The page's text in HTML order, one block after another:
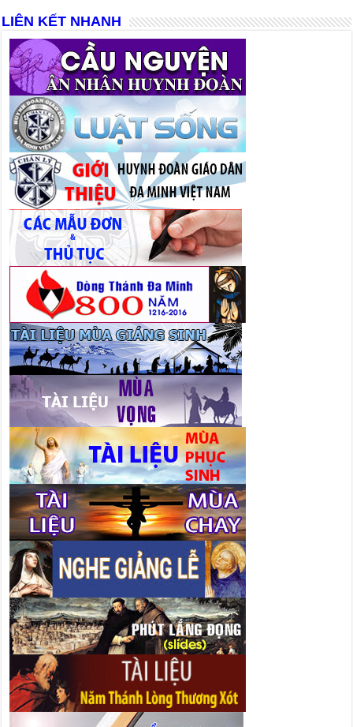
LIÊN KẾT NHANH